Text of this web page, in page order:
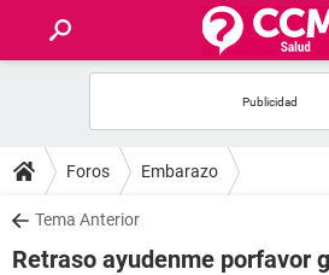
FOROS
SALUD
Foros Embarazo
Tema Anterior
Retraso ayudenme porfavor